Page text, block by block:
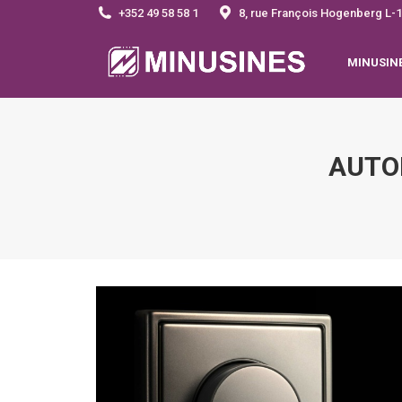
+352 49 58 58 1 8, rue François Hogenberg L-